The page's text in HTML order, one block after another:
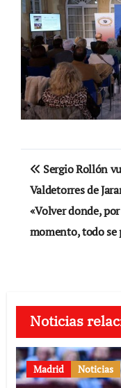
de
entradas
Sergio Rollón
Valdetorres de
«Volver donde,
momento, todo se
Noticias
Madrid Noticias